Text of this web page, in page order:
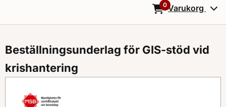
0Varukorg
Beställningsunderlag för GIS-stöd vid
krishantering